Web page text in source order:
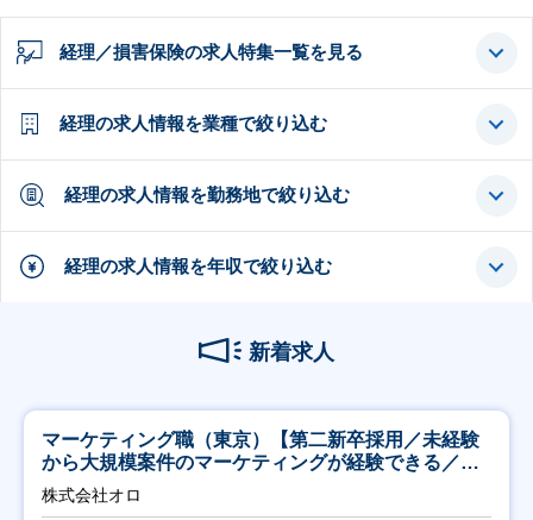
経理／損害保険の求人特集一覧を見る
経理の求人情報を業種で絞り込む
経理の求人情報を勤務地で絞り込む
経理の求人情報を年収で絞り込む
新着求人
マーケティング職（東京）【第二新卒採用／未経験
から大規模案件のマーケティングが経験できる／研
修充実】
株式会社オロ